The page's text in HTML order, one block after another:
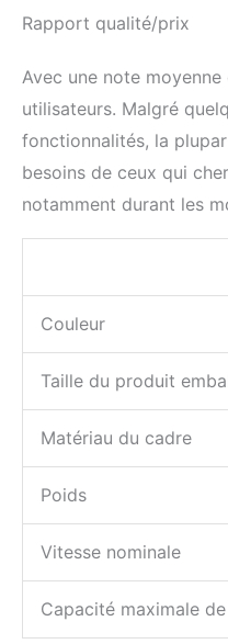
Rapport qualité/prix
Avec une note
utilisateurs. Malgré
fonctionnalités, la
besoins de ceux qui
notamment durant les
Couleur
Taille du produit
Matériau du cadre
Poids
Vitesse nominale
Capacité maximale